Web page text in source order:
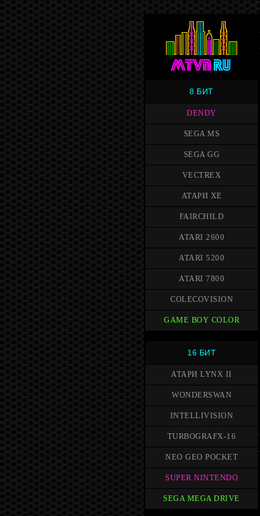
8 БИТ
DENDY
SEGA MS
SEGA GG
VECTREX
АТАРИ XE
FAIRCHILD
ATARI 2600
ATARI 5200
ATARI 7800
COLECOVISION
GAME BOY COLOR
16 БИТ
АТАРИ LYNX II
WONDERSWAN
INTELLIVISION
TURBOGRAFX-16
NEO GEO POCKET
SUPER NINTENDO
SEGA MEGA DRIVE